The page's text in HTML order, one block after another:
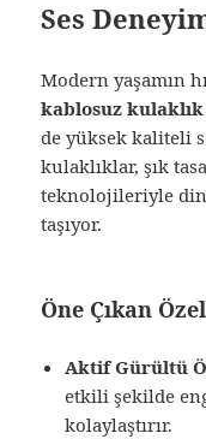
Ses
Modern yaşamın
kablosuz kulaklık
de yüksek kaliteli
kulaklıklar, şık
teknolojileriyle
taşıyor.
Öne Çıkan
Aktif Gürültü
etkili şekilde
kolaylaştırır.